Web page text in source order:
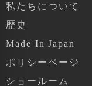
私たちについて
歴史
Made In Japan
ポリシーページ
ショールーム